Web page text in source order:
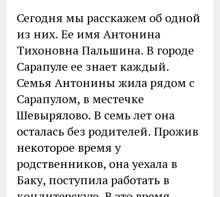
Сегодня мы расскажем об одной
из них. Ее имя Антонина
Тихоновна Пальшина. В городе
Сарапуле ее знает каждый.
Семья Антонины жила рядом с
Сарапулом, в местечке
Шевырялово. В семь лет она
осталась без родителей. Прожив
некоторое время у
родственников, она уехала в
Баку, поступила работать в